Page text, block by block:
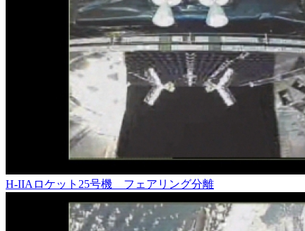
H-IIAロケット25号機 フェアリング分離